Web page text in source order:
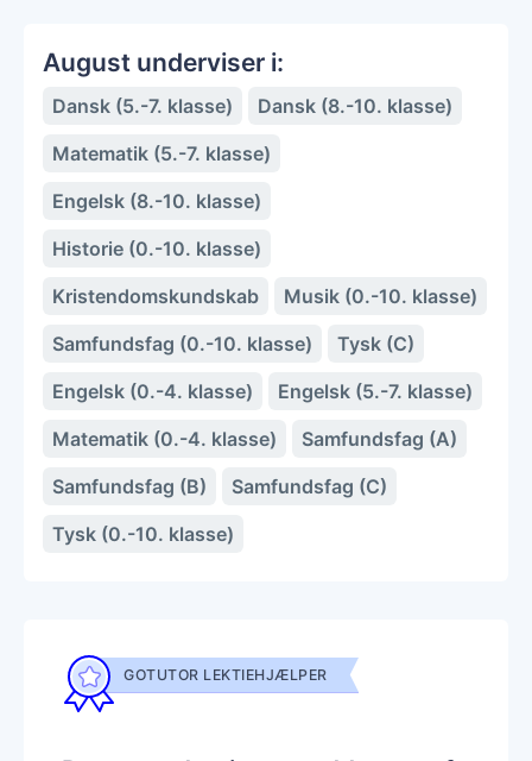
August underviser i:
Dansk (5.-7. klasse)
Dansk (8.-10. klasse)
Matematik (5.-7. klasse)
Engelsk (8.-10. klasse)
Historie (0.-10. klasse)
Kristendomskundskab
Musik (0.-10. klasse)
Samfundsfag (0.-10. klasse)
Tysk (C)
Engelsk (0.-4. klasse)
Engelsk (5.-7. klasse)
Matematik (0.-4. klasse)
Samfundsfag (A)
Samfundsfag (B)
Samfundsfag (C)
Tysk (0.-10. klasse)
GOTUTOR LEKTIEHJÆLPER